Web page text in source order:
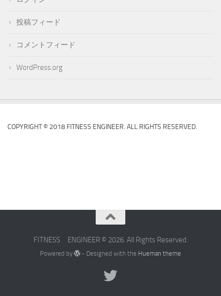
投稿フィード
コメントフィード
WordPress.org
COPYRIGHT © 2018 FITNESS ENGINEER. ALL RIGHTS RESERVED.
FITNESS ENGINEER © 2026. All Rights Reserved.
Powered by - Designed with the Hueman theme